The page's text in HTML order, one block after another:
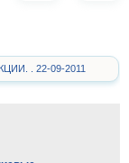
. 22-09-2011